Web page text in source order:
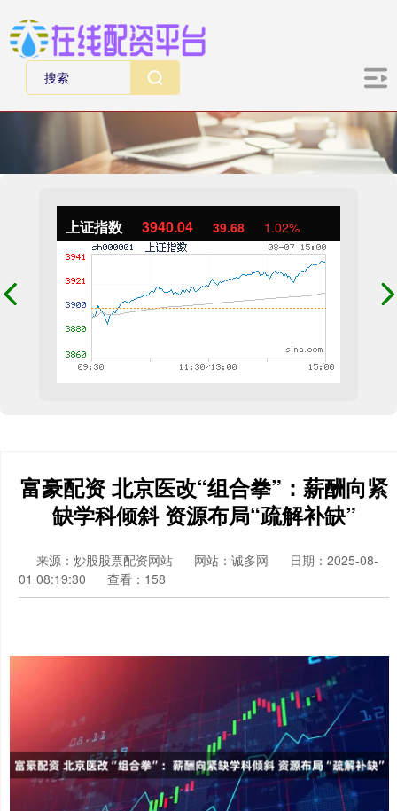
上证指数 3940.04 39.68 1.02%
富豪配资 北京医改“组合拳”：薪酬向紧
缺学科倾斜 资源布局“疏解补缺”
来源：炒股股票配资网站 网站：诚多网
日期：2025-08-
01 08:19:30
查看：158